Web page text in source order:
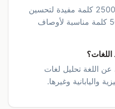
لمنشورات المدونة، 1500-2500 كلمة مفيدة لتحسين
محركات البحث، و300-500 كلمة مناسبة لأوصاف
اللغة تحليل لغات
واليابانية وغيرها.